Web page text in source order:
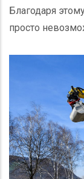
Благодаря
просто